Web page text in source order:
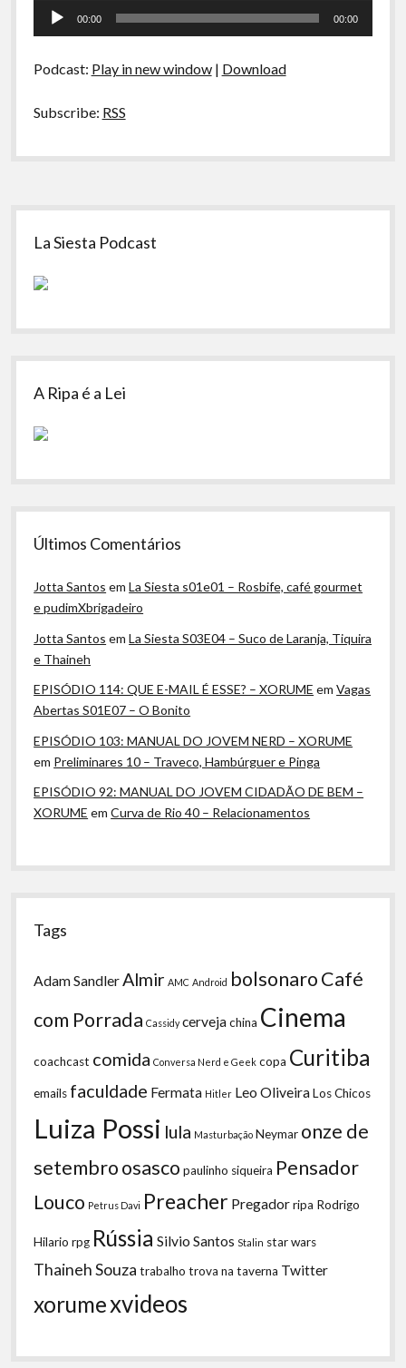
–
Muito
Tocador
00:00 00:00
Podcast: Play in new window| Download
Subscribe: RSS
Sidebar
La Siesta Podcast
A Ripa é a Lei
Últimos Comentários
Jotta Santos emLa Siesta s01e01 – Rosbife, café gourmet
e pudimXbrigadeiro
Jotta Santos emLa Siesta S03E04 – Suco de Laranja, Tiquira
e Thaineh
EPISÓDIO 114: QUE E-MAIL É ESSE? – XORUME emVagas
Abertas S01E07 – O Bonito
EPISÓDIO 103: MANUAL DO JOVEM NERD – XORUME
em Preliminares 10 – Traveco, Hambúrguer e Pinga
EPISÓDIO 92: MANUAL DO JOVEM CIDADÃO DE BEM –
XORUME emCurva de Rio 40 – Relacionamentos
Tags
Adam Sandler Almir AMC Android bolsonaroCafé
com Porrada Cassidy cervejachina Cinema
coachcast comida Conversa Nerd e Geek copa Curitiba
emails faculdade Fermata Hitler Leo OliveiraLos Chicos
Luiza Possi lula Masturbação Neymar onze de
setembroosasco paulinho siqueira Pensador
Louco Petrus Davi Preacher Pregadorripa Rodrigo
Hilario rpg Rússia Silvio Santos Stalin star wars
Thaineh Souza trabalho trova na taverna Twitter
xorumexvideos